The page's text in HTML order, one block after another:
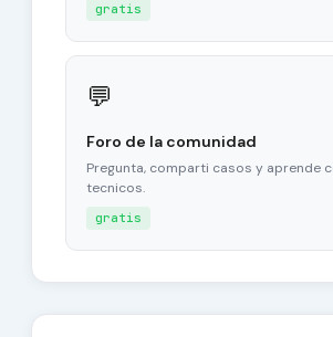
gratis
💬
Foro de la comunidad
Pregunta, comparti casos y aprende
tecnicos.
gratis